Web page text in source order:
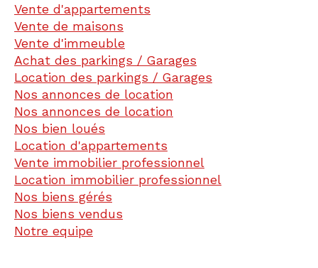
Vente d'appartements
Vente de maisons
Vente d'immeuble
Achat des parkings / Garages
Location des parkings / Garages
Nos annonces de location
Nos annonces de location
Nos bien loués
Location d'appartements
Vente immobilier professionnel
Location immobilier professionnel
Nos biens gérés
Nos biens vendus
Notre equipe